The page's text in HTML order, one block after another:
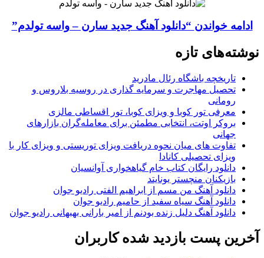
ادامه خواندن “دانلود آهنگ جدید سارن – واسه تولدم”
نوشته‌های تازه
تاریخچه باشگاه رئال مادرید
تحصیل مهاجرت و سرمایه گذاری در روسیه بلاروس و
رومانی
معرفی تور کوبا و ویزای کوبا، تور اقساطی مالزی
بروکر اوتت، انتخابی مطمئن برای معامله‌گران بازارهای
جهانی
تفاوت های میان نحوه دریافت ویزای توریستی و ویزای کار با
ویزای تحصیلی کانادا
دانلود رایگان کتاب خام گیاهخواری آوانسیان
بازیکنان منچستر یونایتد
دانلود آهنگ من مسم از ابراهیم الفتی رادیو جوان
دانلود آهنگ سیاه سفید از حامیم رادیو جوان
دانلود آهنگ دلیل زنده بودنم از امیر بارانی بهبهانی رادیو جوان
آخرین پست بازدید شده کاربران